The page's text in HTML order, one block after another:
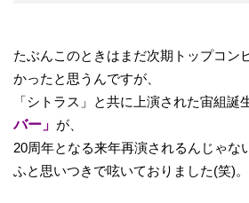
たぶんこのときはまだ次期トップコン
かったと思うんですが、
「シトラス」と共に上演された宙組誕
バー」 が、
20周年となる来年再演されるんじゃな
ふと思いつきで呟いておりました(笑)。